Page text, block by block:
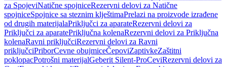
za SpojeviNatične spojniceRezervni delovi za Natične
spojniceSpojnice sa steznim klještimaPrelazi na proizvode izrađene
od drugih materijalaPriključci za aparateRezervni delovi za
Priključci za aparatePriključna kolenaRezervni delovi za Priključna
kolenaRavni priključciRezervni delovi za Ravni
priključciPriborCevne obujmiceČepoviZaptivkeZaštitni
poklopacPotrošni materijalGeberit Silent-ProCeviRezervni delovi za